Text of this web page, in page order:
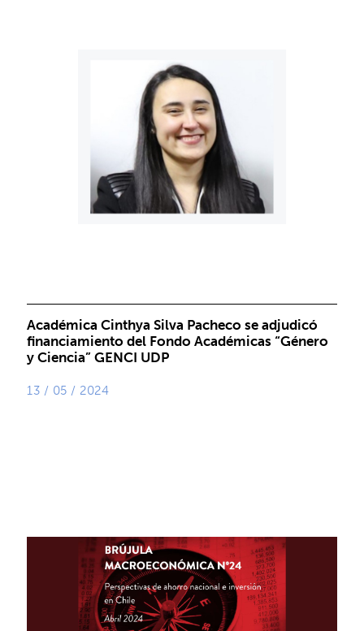
Académica Cinthya Silva Pacheco se adjudicó
financiamiento del Fondo Académicas “Género
y Ciencia” GENCI UDP
13 / 05 / 2024